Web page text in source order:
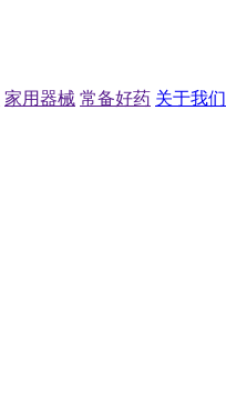
家用器械 常备好药 关于我们